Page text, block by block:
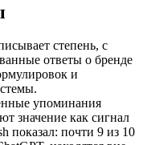
степень, с
ответы о бренде
и
упоминания
значение как сигнал
показал: почти 9 из 10